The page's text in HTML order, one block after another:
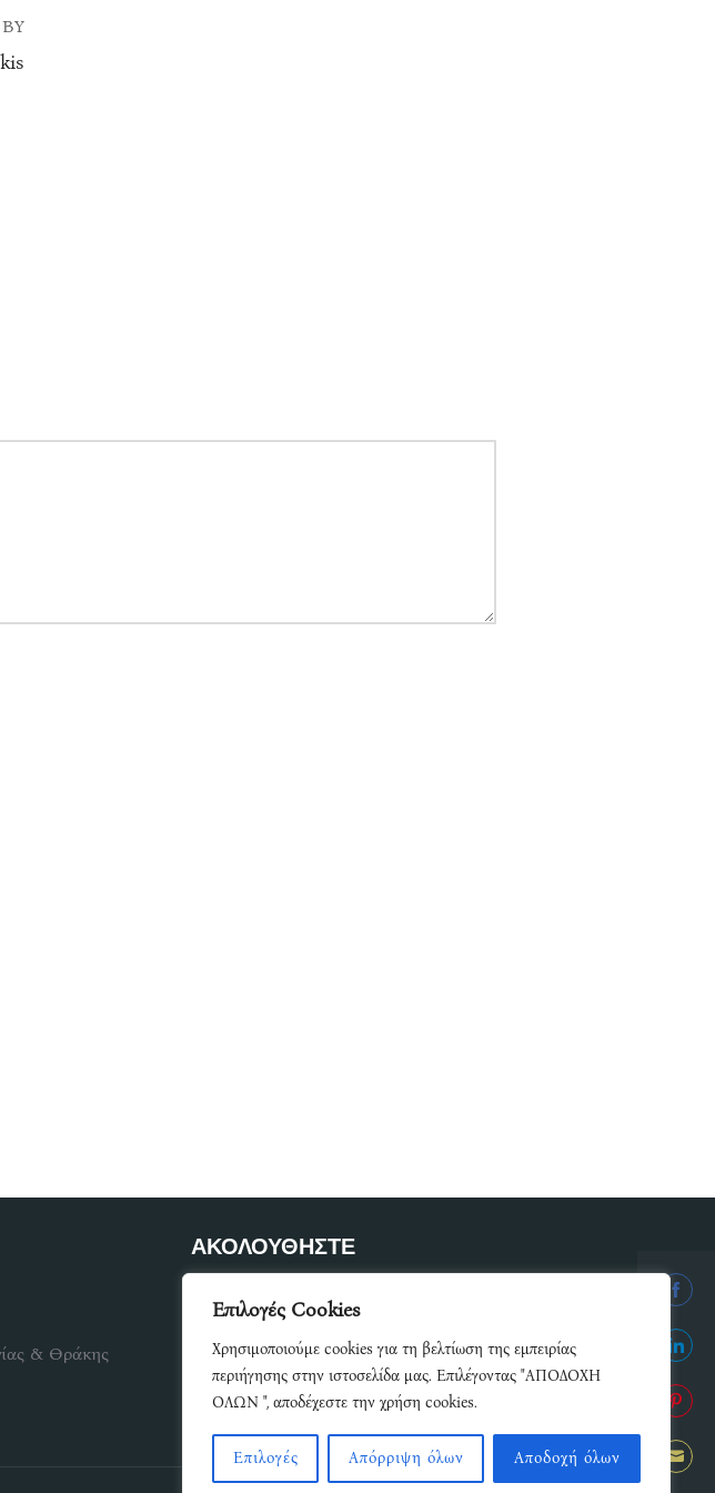
Επιλογές Cookies
Χρησιμοποιούμε cookies για τη βελτίωση της εμπειρίας
περιήγησης στην ιστοσελίδα μας. Επιλέγοντας "ΑΠΟΔΟΧΗ
ΟΛΩΝ ", αποδέχεστε την χρήση cookies.
Επιλογές Απόρριψη όλων Αποδοχή όλων
& Θράκης
ΑΚΟΛΟΥΘΗΣΤΕ
Γίνετε μέλος του δικτύου μας
on
on
on